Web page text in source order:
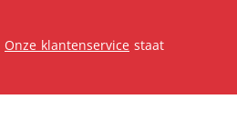
Onze klantenservice staat